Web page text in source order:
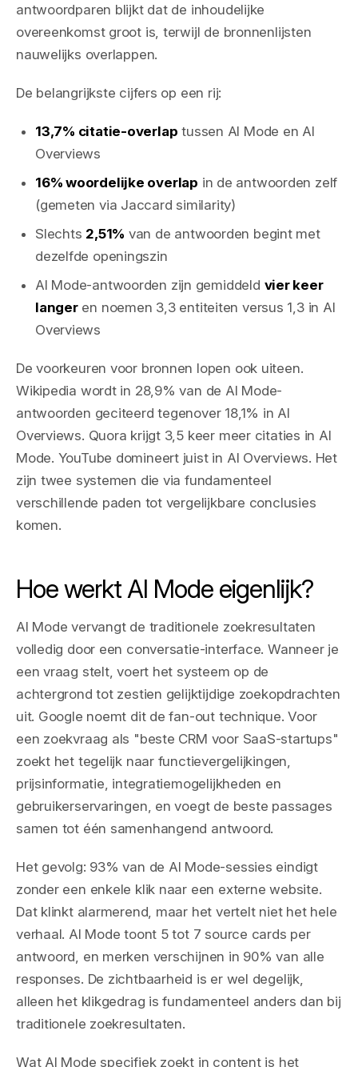
antwoordparen blijkt dat de inhoudelijke
overeenkomst groot is, terwijl de bronnenlijsten
nauwelijks overlappen.
De belangrijkste cijfers op een rij:
13,7% citatie-overlap tussen AI Mode en AI
Overviews
16% woordelijke overlap in de antwoorden zelf
(gemeten via Jaccard similarity)
Slechts 2,51% van de antwoorden begint met
dezelfde openingszin
AI Mode-antwoorden zijn gemiddeld vier keer
langeren noemen 3,3 entiteiten versus 1,3 in AI
Overviews
De voorkeuren voor bronnen lopen ook uiteen.
Wikipedia wordt in 28,9% van de AI Mode-
antwoorden geciteerd tegenover 18,1% in AI
Overviews. Quora krijgt 3,5 keer meer citaties in AI
Mode. YouTube domineert juist in AI Overviews. Het
zijn twee systemen die via fundamenteel
verschillende paden tot vergelijkbare conclusies
komen.
Hoe werkt AI Mode eigenlijk?
AI Mode vervangt de traditionele zoekresultaten
volledig door een conversatie-interface. Wanneer je
een vraag stelt, voert het systeem op de
achtergrond tot zestien gelijktijdige zoekopdrachten
uit. Google noemt dit de fan-out technique. Voor
een zoekvraag als "beste CRM voor SaaS-startups"
zoekt het tegelijk naar functievergelijkingen,
prijsinformatie, integratiemogelijkheden en
gebruikerservaringen, en voegt de beste passages
samen tot één samenhangend antwoord.
Het gevolg: 93% van de AI Mode-sessies eindigt
zonder een enkele klik naar een externe website.
Dat klinkt alarmerend, maar het vertelt niet het hele
verhaal. AI Mode toont 5 tot 7 source cards per
antwoord, en merken verschijnen in 90% van alle
responses. De zichtbaarheid is er wel degelijk,
alleen het klikgedrag is fundamenteel anders dan bij
traditionele zoekresultaten.
Wat AI Mode specifiek zoekt in content is het